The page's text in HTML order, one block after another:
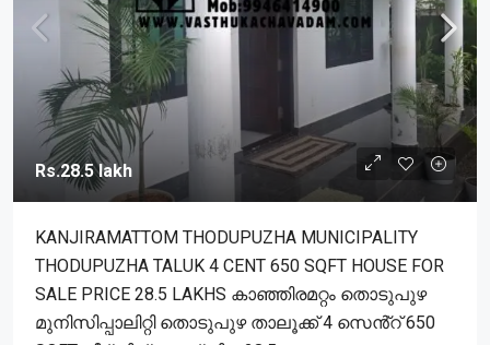
Rs.28.5 lakh
KANJIRAMATTOM THODUPUZHA MUNICIPALITY
THODUPUZHA TALUK 4 CENT 650 SQFT HOUSE FOR
SALE PRICE 28.5 LAKHS കാഞ്ഞിരമറ്റം തൊടുപുഴ
മുനിസിപ്പാലിറ്റി തൊടുപുഴ താലൂക്ക് 4 സെൻ്റ് 650